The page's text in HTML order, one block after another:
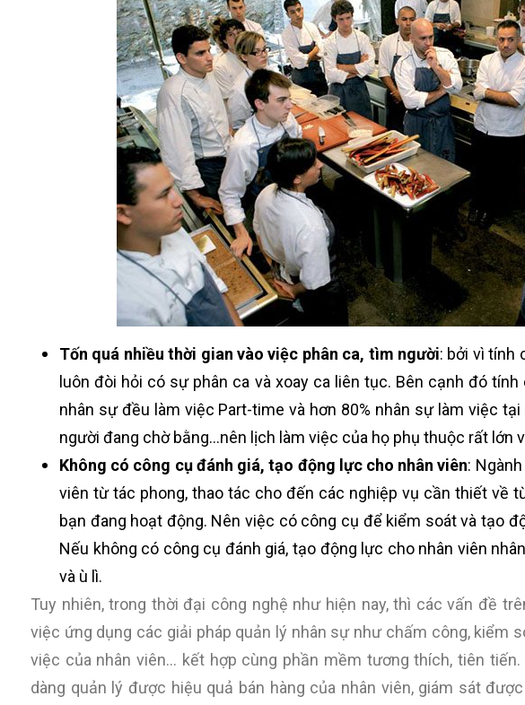
Tốn quá nhiều thời gian vào việc phân ca, tìm người: bởi vì tính
luôn đòi hỏi có sự phân ca và xoay ca liên tục. Bên cạnh đó
nhân sự đều làm việc Part-time và hơn 80% nhân sự làm việc
người đang chờ bằng…nên lịch làm việc của họ phụ thuộc rất lớn
Không có công cụ đánh giá, tạo động lực cho nhân viên:
viên từ tác phong, thao tác cho đến các nghiệp vụ cần thiết về
bạn đang hoạt động. Nên việc có công cụ để kiểm soát và tạo
Nếu không có công cụ đánh giá, tạo động lực cho nhân viên
và ù lì.
Tuy nhiên, trong thời đại công nghệ như hiện nay, thì các vấn đề
việc ứng dụng các giải pháp quản lý nhân sự như chấm công, kiểm
việc của nhân viên… kết hợp cùng phần mềm tương thích, tiên
dàng quản lý được hiệu quả bán hàng của nhân viên, giám sát